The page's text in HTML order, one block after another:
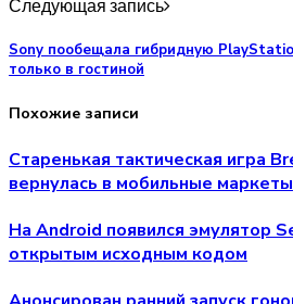
Следующая запись
Sony пообещала гибридную
только в гостиной
Похожие записи
Старенькая тактическая игра
вернулась в мобильные маркеты
На Android появился эмулятор
открытым исходным кодом